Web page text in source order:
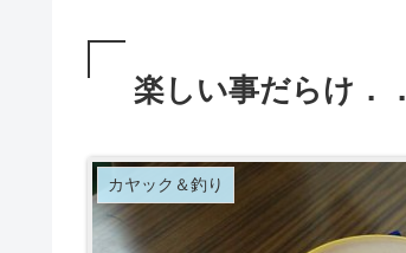
楽しい事だらけ．．
カヤック＆釣り